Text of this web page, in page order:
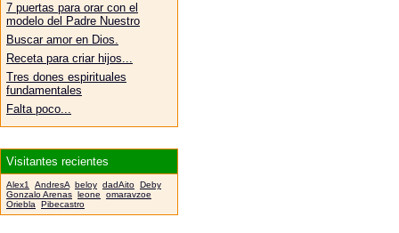
7 puertas para orar con el
modelo del Padre Nuestro
Buscar amor en Dios.
Receta para criar hijos...
Tres dones espirituales
fundamentales
Falta poco...
Visitantes recientes
Alex1 AndresA beloy dadAito
Deby
Gonzalo Arenas
leone
omaravzoe
Oriebla
Pibecastro